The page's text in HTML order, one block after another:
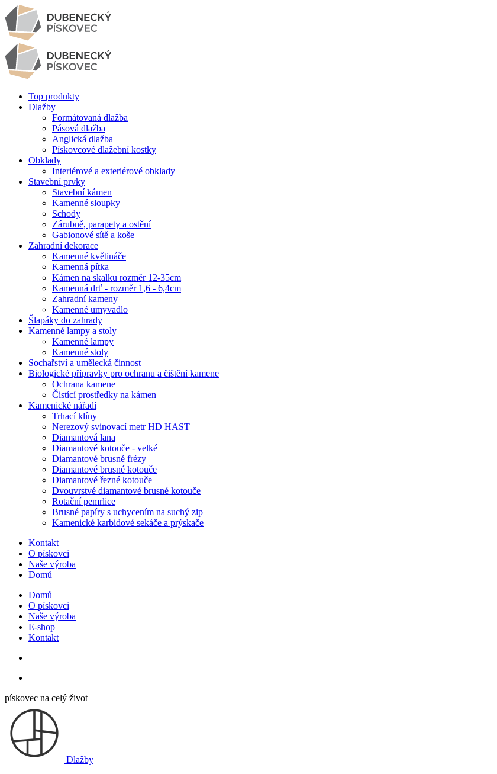
Top produkty
Dlažby
Formátovaná dlažba
Pásová dlažba
Anglická dlažba
Pískovcové dlažební kostky
Obklady
Interiérové a exteriérové obklady
Stavební prvky
Stavební kámen
Kamenné sloupky
Schody
Zárubně, parapety a ostění
Gabionové sítě a koše
Zahradní dekorace
Kamenné květináče
Kamenná pítka
Kámen na skalku rozměr 12-35cm
Kamenná drť - rozměr 1,6 - 6,4cm
Zahradní kameny
Kamenné umyvadlo
Šlapáky do zahrady
Kamenné lampy a stoly
Kamenné lampy
Kamenné stoly
Sochařství a umělecká činnost
Biologické přípravky pro ochranu a čištění kamene
Ochrana kamene
Čistící prostředky na kámen
Kamenické nářadí
Trhací klíny
Nerezový svinovací metr HD HAST
Diamantová lana
Diamantové kotouče - velké
Diamantové brusné frézy
Diamantové brusné kotouče
Diamantové řezné kotouče
Dvouvrstvé diamantové brusné kotouče
Rotační pemrlice
Brusné papíry s uchycením na suchý zip
Kamenické karbidové sekáče a prýskače
Kontakt
O pískovci
Naše výroba
Domů
Domů
O pískovci
Naše výroba
E-shop
Kontakt
pískovec na celý život
Dlažby